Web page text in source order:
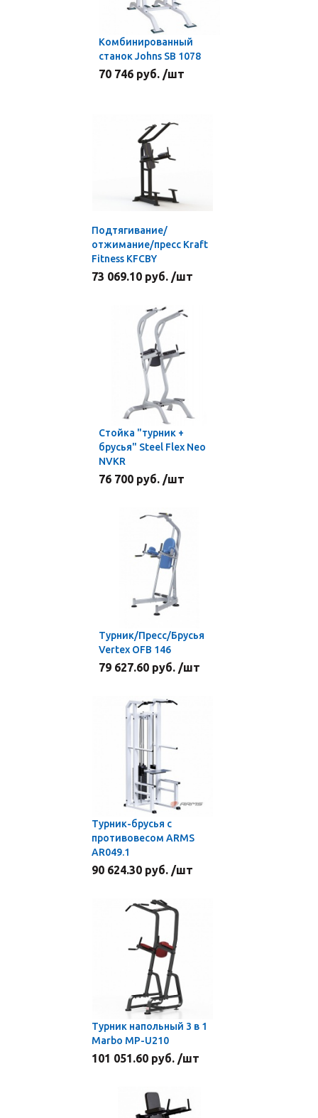
Комбинированный
станок Johns SB 1078
70 746 руб. /шт
Подтягивание/
отжимание/пресс Kraft
Fitness KFCBY
73 069.10 руб. /шт
Стойка "турник +
брусья" Steel Flex Neo
NVKR
76 700 руб. /шт
Турник/Пресс/Брусья
Vertex OFB 146
79 627.60 руб. /шт
Турник-брусья с
противовесом ARMS
AR049.1
90 624.30 руб. /шт
Турник напольный 3 в 1
Marbo MP-U210
101 051.60 руб. /шт